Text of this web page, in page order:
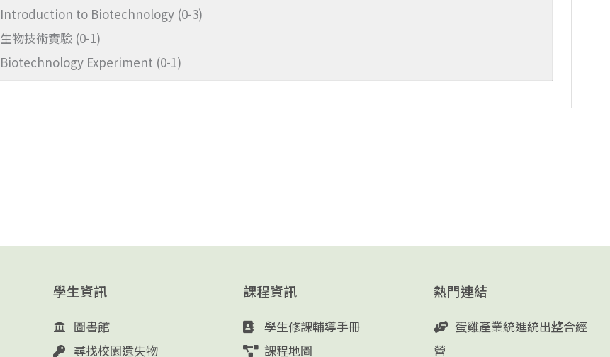
Introduction to Biotechnology (0-3)
生物技術實驗 (0-1)
Biotechnology Experiment (0-1)
學生資訊
圖書館
尋找校園遺失物
課程資訊
學生修課輔導手冊
課程地圖
熱門連結
蛋雞產業統進統出整合經
營